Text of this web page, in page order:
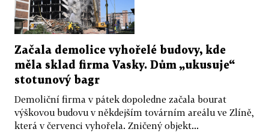
Začala demolice vyhořelé budovy, kde
měla sklad firma Vasky. Dům „ukusuje“
stotunový bagr
Demoliční firma v pátek dopoledne začala bourat
výškovou budovu v někdejším továrním areálu ve Zlíně,
která v červenci vyhořela. Zničený objekt...